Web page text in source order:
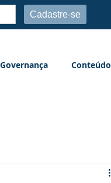
Governança Conteúdo